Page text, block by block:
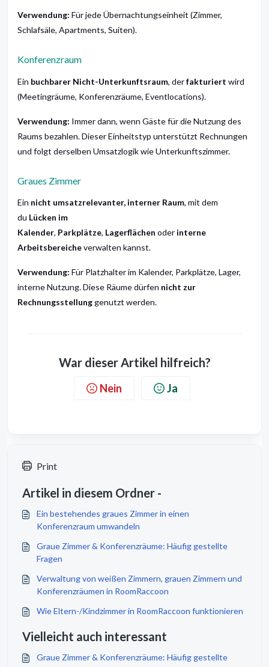
Verwendung: Für jede Übernachtungseinheit (Zimmer,
Schlafsäle, Apartments, Suiten).
Konferenzraum
Ein buchbarer Nicht-Unterkunftsraum, derfakturiert wird
(Meetingräume, Konferenzräume, Eventlocations).
Verwendung: Immer dann, wenn Gäste für die Nutzung des
Raums bezahlen. Dieser Einheitstyp unterstützt Rechnungen
und folgt derselben Umsatzlogik wie Unterkunftszimmer.
Graues Zimmer
Ein nicht umsatzrelevanter, interner Raum, mit dem
du Lücken im
Kalender, Parkplätze, Lagerflächen oder interne
Arbeitsbereicheverwalten kannst.
Verwendung: Für Platzhalter im Kalender, Parkplätze, Lager,
interne Nutzung. Diese Räume dürfen nicht zur
Rechnungsstellunggenutzt werden.
War dieser Artikel hilfreich?
Nein Ja
Print
Artikel in diesem Ordner -
Ein bestehendes graues Zimmer in einen
Konferenzraum umwandeln
Graue Zimmer & Konferenzräume: Häufig gestellte
Fragen
Verwaltung von weißen Zimmern, grauen Zimmern und
Konferenzräumen in RoomRaccoon
Wie Eltern-/Kindzimmer in RoomRaccoon funktionieren
Vielleicht auch interessant
Graue Zimmer & Konferenzräume: Häufig gestellte